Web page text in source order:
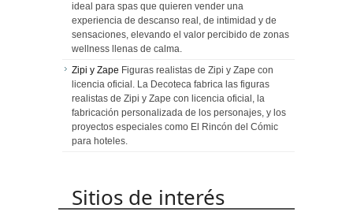
ideal para spas que quieren vender una
experiencia de descanso real, de intimidad y de
sensaciones, elevando el valor percibido de zonas
wellness llenas de calma.
Zipi y Zape Figuras realistas de Zipi y Zape con
licencia oficial. La Decoteca fabrica las figuras
realistas de Zipi y Zape con licencia oficial, la
fabricación personalizada de los personajes, y los
proyectos especiales como El Rincón del Cómic
para hoteles.
Sitios de interés